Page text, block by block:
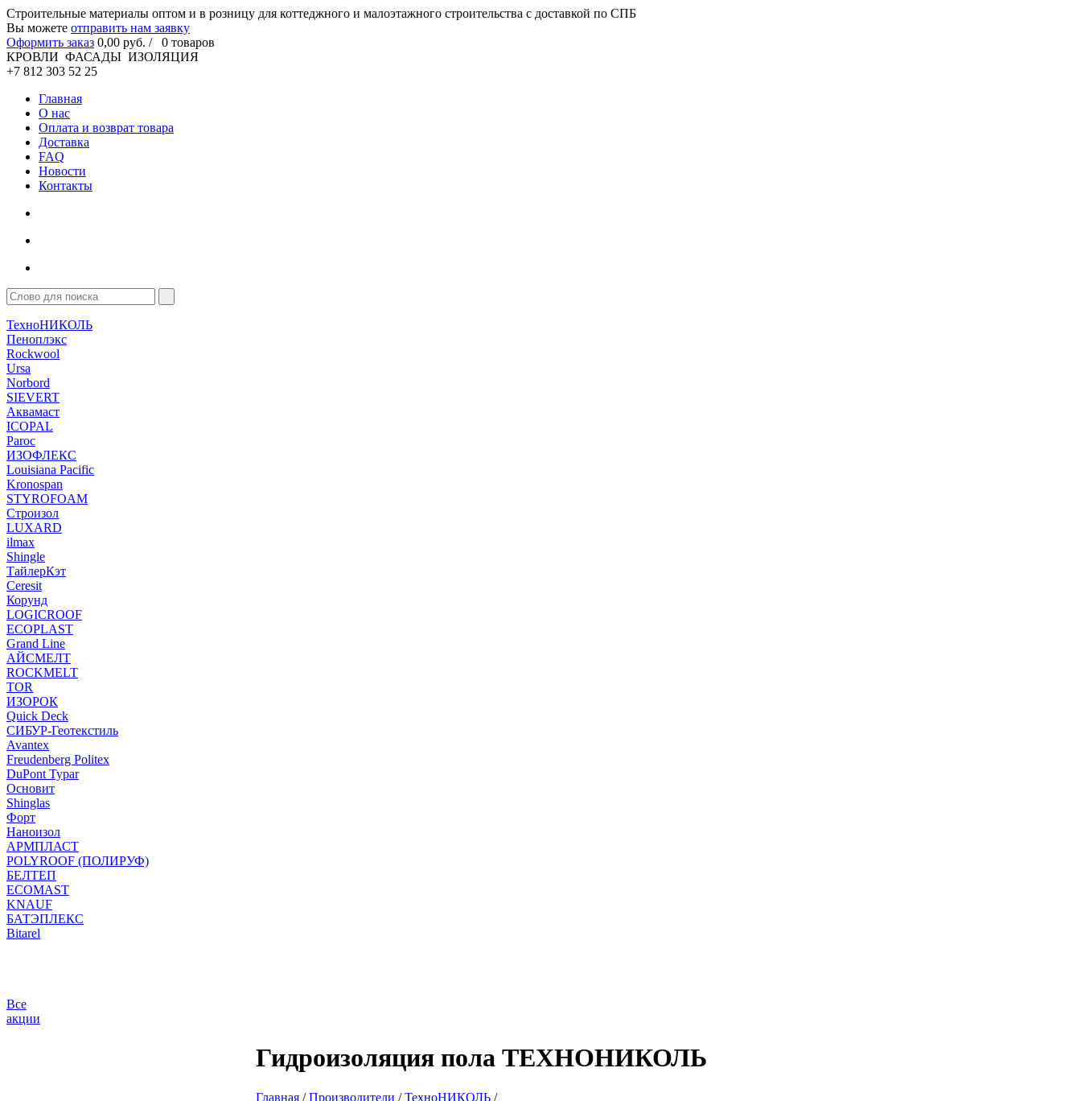
Cтроительные материалы оптом и в розницу для коттеджного и малоэтажного строительства с доставкой по СПБ
Вы можете отправить нам заявку
Оформить заказ 0,00 руб. / 0 товаров
КРОВЛИ ФАСАДЫ ИЗОЛЯЦИЯ
+7 812 303 52 25
Главная
О нас
Оплата и возврат товара
Доставка
FAQ
Новости
Контакты
ТехноНИКОЛЬ
Пеноплэкс
Rockwool
Ursa
Norbord
SIEVERT
Аквамаст
ICOPAL
Paroc
ИЗОФЛЕКС
Louisiana Pacific
Kronospan
STYROFOAM
Строизол
LUXARD
ilmax
Shingle
ТайлерКэт
Ceresit
Корунд
LOGICROOF
ECOPLAST
Grand Line
АЙСМЕЛТ
ROCKMELT
TOR
ИЗОРОК
Quick Deck
СИБУР-Геотекстиль
Avantex
Freudenberg Politex
DuPont Typar
Основит
Shinglas
Форт
Наноизол
АРМПЛАСТ
POLYROOF (ПОЛИРУФ)
БЕЛТЕП
ECOMAST
KNAUF
БАТЭПЛЕКС
Bitarel
Все
акции
Гидроизоляция пола ТЕХНОНИКОЛЬ
Главная /Производители /ТехноНИКОЛЬ /